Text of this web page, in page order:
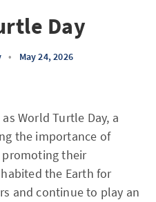
Day
• May 24, 2026
World Turtle Day, a
the importance of
their
the Earth for
and continue to play an